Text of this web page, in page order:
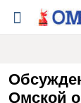
Омской